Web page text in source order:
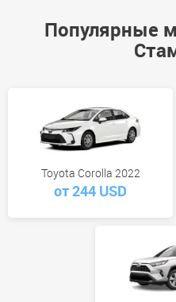
Популярные
Toyota Corolla 2022
от 244 USD